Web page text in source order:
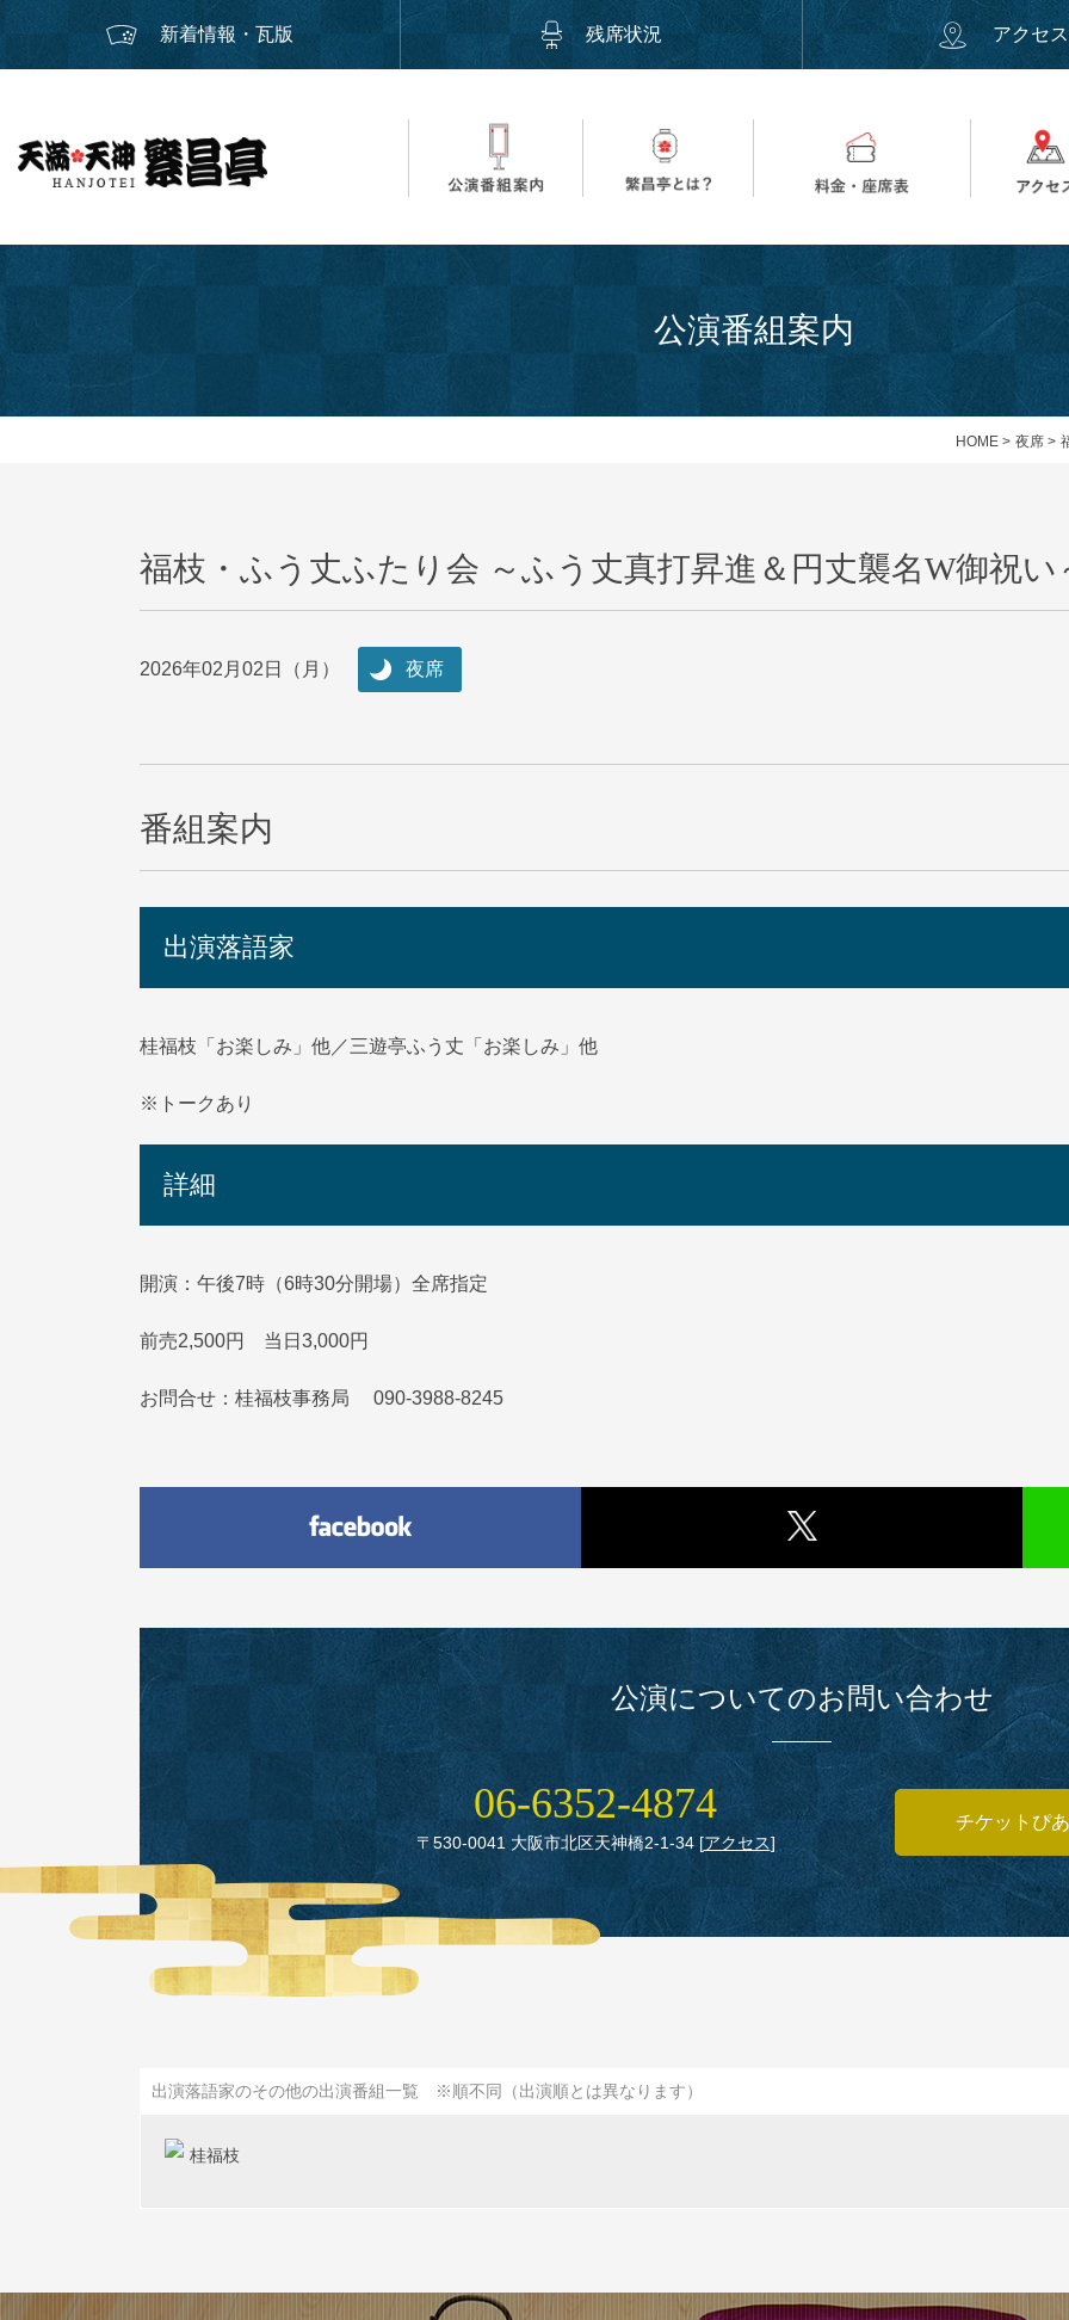
新着情報・瓦版 残席状況 アクセス
公演番組案内
HOME > 夜席 >
福枝・ふう丈ふたり会 ～ふう丈真打昇進＆円丈襲名W御祝い
2026年02月02日（月） 夜席
番組案内
出演落語家
桂福枝「お楽しみ」他／三遊亭ふう丈「お楽しみ」他
※トークあり
詳細
開演：午後7時（6時30分開場）全席指定
前売2,500円 当日3,000円
お問合せ：桂福枝事務局 090-3988-8245
公演についてのお問い合わせ
06‑6352‑4874
〒530‑0041 大阪市北区天神橋2‑1‑34[アクセス]
チケットぴ
出演落語家のその他の出演番組一覧 ※順不同（出演順とは異なります）
桂福枝